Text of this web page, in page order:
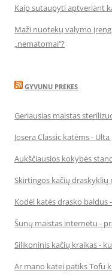
Kaip sutaupyti aptveriant
Maži nuotekų valymo
„nematomai‘‘?
GYVUNU PREKES
Geriausias maistas
Josera Classic katėms -
Aukščiausios kokybės
Skirtingos kačių
Kodėl katės drasko baldus
Šunų maistas internetu -
Silikoninis kačių kraikas -
Ar mano katei patiks Tofu